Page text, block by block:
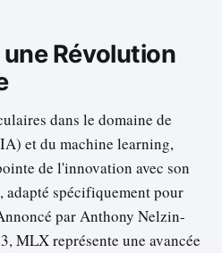
Révolution
dans le domaine de
et du machine learning,
de l'innovation avec son
spécifiquement pour
par Anthony Nelzin-
MLX représente une avancée